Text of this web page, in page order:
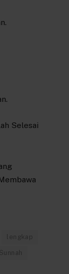
Selesai
lengkap
Sunnah